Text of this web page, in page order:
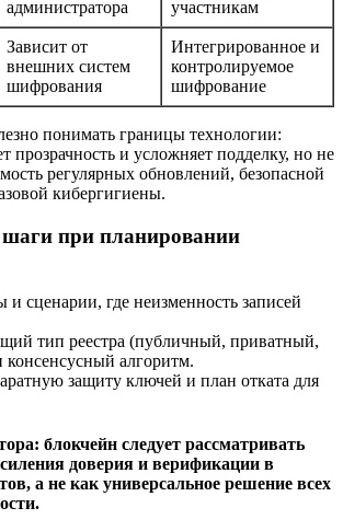
администратора
участникам
Зависит от
внешних систем
шифрования
Интегрированное и
контролируемое
шифрование
понимать границы технологии:
прозрачность и усложняет подделку, но не
регулярных обновлений, безопасной
кибергигиены.
при планировании
и сценарии, где неизменность записей
тип реестра (публичный, приватный,
алгоритм.
защиту ключей и план отката для
блокчейн следует рассматривать
доверия и верификации в
а не как универсальное решение всех